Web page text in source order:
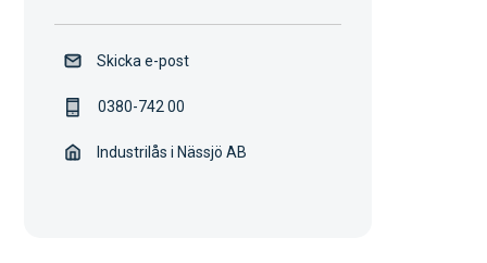
Skicka e-post
0380-742 00
Industrilås i Nässjö AB